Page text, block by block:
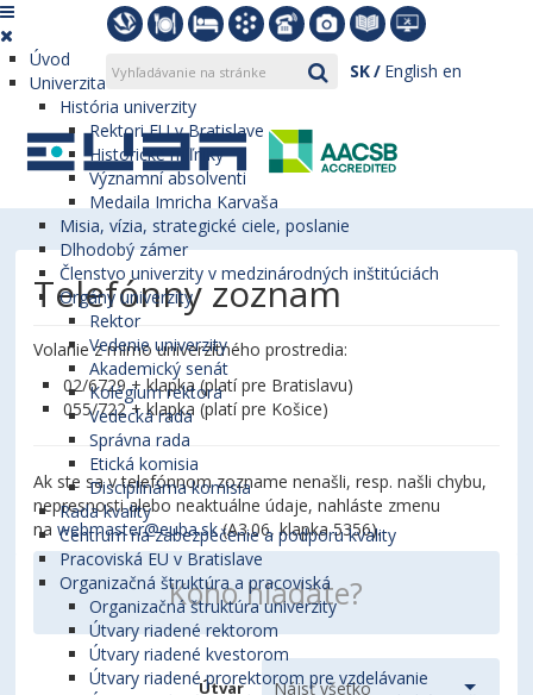
SK English en
Úvod
Univerzita
História univerzity
Rektori EU v Bratislave
Historické míľniky
Významní absolventi
Medaila Imricha Karvaša
Misia, vízia, strategické ciele, poslanie
Dlhodobý zámer
Členstvo univerzity v medzinárodných inštitúciách
Orgány univerzity
Rektor
Vedenie univerzity
Akademický senát
Kolégium rektora
Vedecká rada
Správna rada
Etická komisia
Disciplinárna komisia
Rada kvality
Centrum na zabezpečenie a podporu kvality
Pracoviská EU v Bratislave
Organizačná štruktúra a pracoviská
Organizačná štruktúra univerzity
Útvary riadené rektorom
Útvary riadené kvestorom
Útvary riadené prorektorom pre vzdelávanie
Telefónny zoznam
Volanie z mimo univerzitného prostredia:
02/6729 + klapka (platí pre Bratislavu)
055/722 + klapka (platí pre Košice)
Ak ste sa v telefónnom zozname nenašli, resp. našli chybu,
nepresnosti alebo neaktuálne údaje, nahláste zmenu
nawebmaster@euba.sk(A3.06, klapka 5356).
Útvar